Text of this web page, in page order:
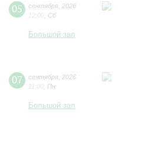
05 сентября 2026
12:00 Сб
Большой зал
07 сентября 2026
11:00 Пн
Большой зал